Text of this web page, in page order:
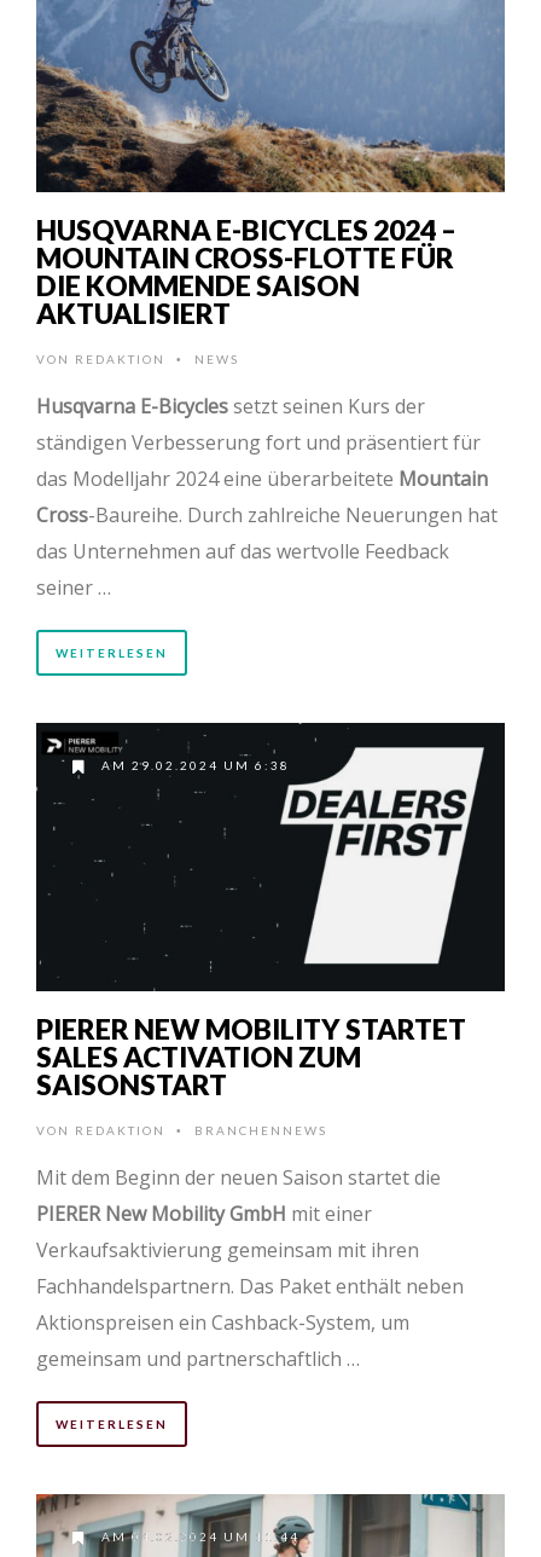
HUSQVARNA E-BICYCLES 2024 –
MOUNTAIN CROSS-FLOTTE FÜR
DIE KOMMENDE SAISON
AKTUALISIERT
VON REDAKTION • NEWS
Husqvarna E-Bicyclessetzt seinen Kurs der
ständigen Verbesserung fort und präsentiert für
das Modelljahr 2024 eine überarbeitete Mountain
Cross-Baureihe. Durch zahlreiche Neuerungen hat
das Unternehmen auf das wertvolle Feedback
seiner …
WEITERLESEN
AM 29.02.2024 UM 6:38
PIERER NEW MOBILITY STARTET
SALES ACTIVATION ZUM
SAISONSTART
VON REDAKTION • BRANCHENNEWS
Mit dem Beginn der neuen Saison startet die
PIERER New Mobility GmbH mit einer
Verkaufsaktivierung gemeinsam mit ihren
Fachhandelspartnern. Das Paket enthält neben
Aktionspreisen ein Cashback-System, um
gemeinsam und partnerschaftlich …
WEITERLESEN
AM 04.02.2024 UM 11:44